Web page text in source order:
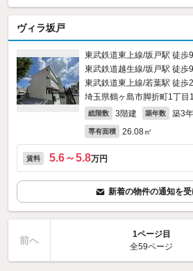
ヴィラ坂戸
東武鉄道東上線/坂戸駅 徒歩
東武鉄道越生線/坂戸駅 徒歩
東武鉄道東上線/若葉駅 徒歩
埼玉県鶴ヶ島市脚折町1丁目
総階数 3階建 築年数 築3年
専有面積 26.08㎡
賃料 5.6～5.8万円
新着の物件の通知を受
前へ
1ページ目
全59ページ